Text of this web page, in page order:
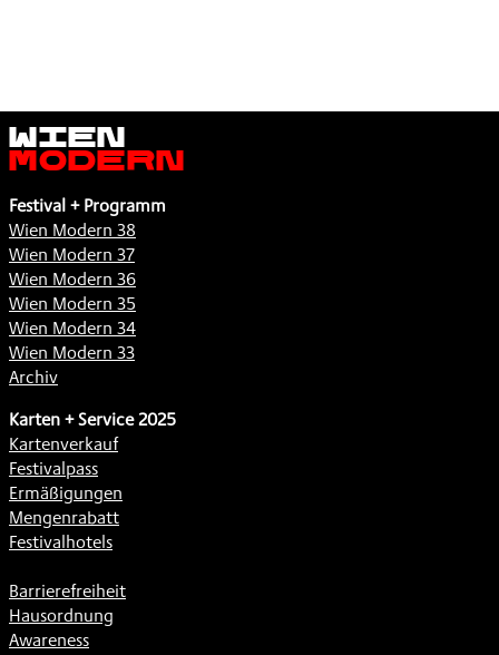
Wien
Modern
Festival + Programm
Wien Modern 38
Wien Modern 37
Wien Modern 36
Wien Modern 35
Wien Modern 34
Wien Modern 33
Archiv
Karten + Service 2025
Kartenverkauf
Festivalpass
Ermäßigungen
Mengenrabatt
Festivalhotels
Barrierefreiheit
Hausordnung
Awareness